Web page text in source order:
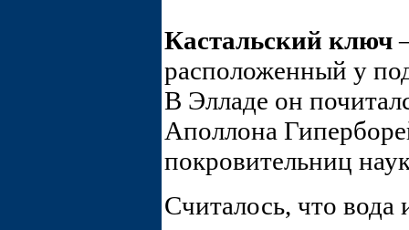
Кастальский ключ
расположенный у
В Элладе он
Аполлона
покровительниц
Считалось, что вода